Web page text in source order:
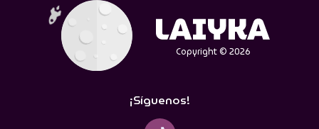
Copyright © 2026
¡Síguenos!